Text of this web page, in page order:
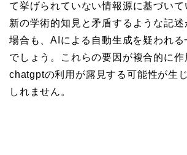
て挙げられていない情報源に基づい
新の学術的知見と矛盾するような記述
場合も、AIによる自動生成を疑われる
でしょう。これらの要因が複合的に作
chatgptの利用が露見する可能性が生
しれません。